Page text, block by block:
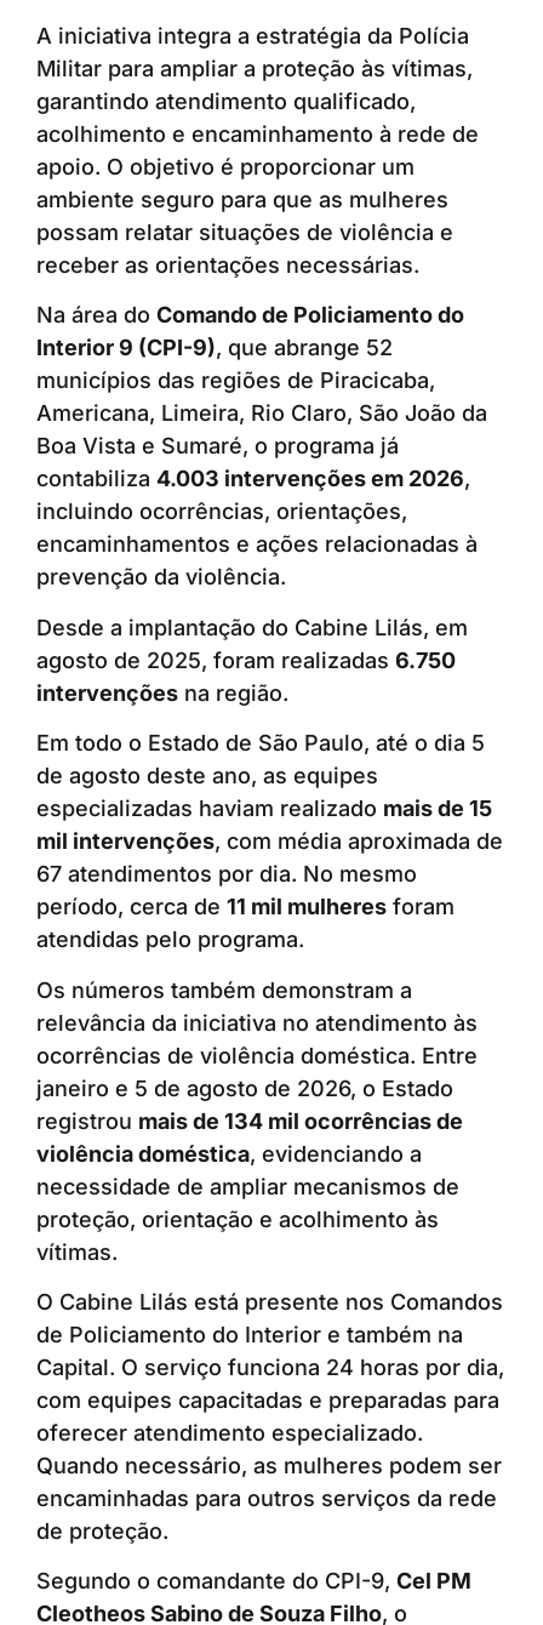
A iniciativa integra a estratégia da Polícia
Militar para ampliar a proteção às vítimas,
garantindo atendimento qualificado,
acolhimento e encaminhamento à rede de
apoio. O objetivo é proporcionar um
ambiente seguro para que as mulheres
possam relatar situações de violência e
receber as orientações necessárias.
Na área do Comando de Policiamento do
Interior 9 (CPI-9), que abrange 52
municípios das regiões de Piracicaba,
Americana, Limeira, Rio Claro, São João da
Boa Vista e Sumaré, o programa já
contabiliza 4.003 intervenções em 2026,
incluindo ocorrências, orientações,
encaminhamentos e ações relacionadas à
prevenção da violência.
Desde a implantação do Cabine Lilás, em
agosto de 2025, foram realizadas 6.750
intervenções na região.
Em todo o Estado de São Paulo, até o dia 5
de agosto deste ano, as equipes
especializadas haviam realizado mais de 15
mil intervenções, com média aproximada de
67 atendimentos por dia. No mesmo
período, cerca de 11 mil mulheres foram
atendidas pelo programa.
Os números também demonstram a
relevância da iniciativa no atendimento às
ocorrências de violência doméstica. Entre
janeiro e 5 de agosto de 2026, o Estado
registrou mais de 134 mil ocorrências de
violência doméstica, evidenciando a
necessidade de ampliar mecanismos de
proteção, orientação e acolhimento às
vítimas.
O Cabine Lilás está presente nos Comandos
de Policiamento do Interior e também na
Capital. O serviço funciona 24 horas por dia,
com equipes capacitadas e preparadas para
oferecer atendimento especializado.
Quando necessário, as mulheres podem ser
encaminhadas para outros serviços da rede
de proteção.
Segundo o comandante do CPI-9, Cel PM
Cleotheos Sabino de Souza Filho, o